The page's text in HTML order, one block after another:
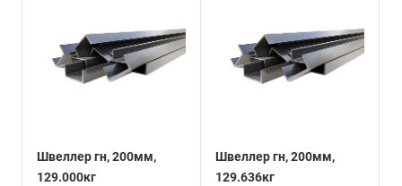
Швеллер гн, 200мм,
129.000кг
Швеллер гн, 200мм,
129.636кг